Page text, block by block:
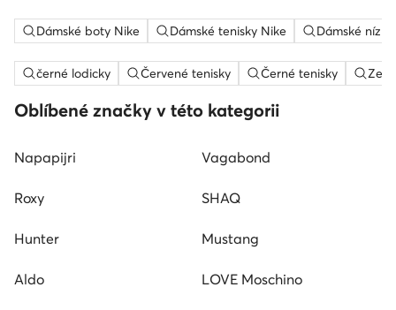
Dámské boty Nike Dámské tenisky Nike Dámské
černé lodicky Červené tenisky Černé tenisky
Oblíbené značky v této kategorii
Napapijri Vagabond
Roxy SHAQ
Hunter Mustang
Aldo LOVE Moschino